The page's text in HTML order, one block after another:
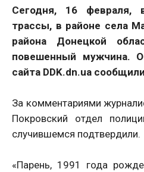
Сегодня, 16 февраля,
трассы, в районе села
района Донецкой
повешенный мужчина.
сайта DDK.dn.ua
За комментариями
Покровский отдел
случившемся подтвердили.
«Парень, 1991 года